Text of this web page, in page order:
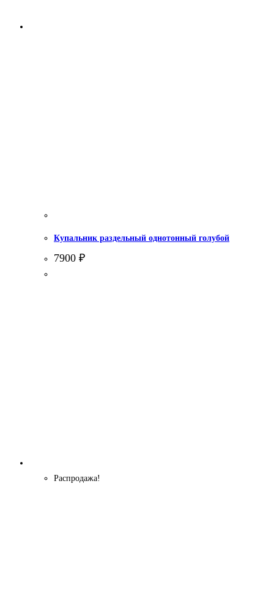
Купальник раздельный однотонный голубой
7900 ₽
Распродажа!